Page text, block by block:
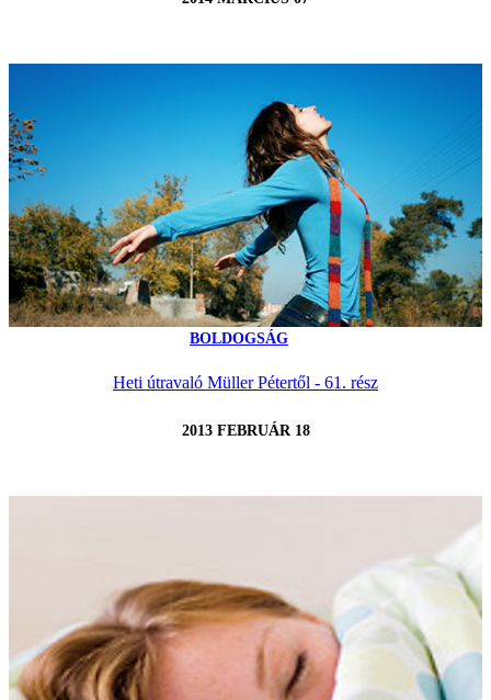
BOLDOGSÁG
Heti útravaló Müller Pétertől - 61. rész
2013 FEBRUÁR 18